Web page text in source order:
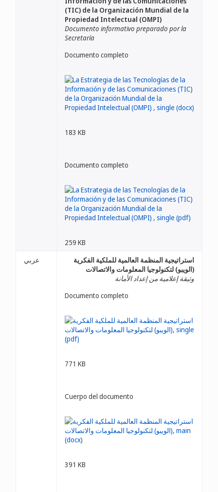
(TIC) de la Organización Mundial de la
Propiedad Intelectual (OMPI)
Documento informativo preparado por la
Secretaría
Documento completo
183 KB
Documento completo
259 KB
عربي
استراتيجية المنظمة العالمية للملكية الفكرية
(الويبو) لتكنولوجيا المعلومات والاتصالات
وثيقة إعلامية من إعداد الأمانة
Documento completo
771 KB
Cuerpo del documento
391 KB